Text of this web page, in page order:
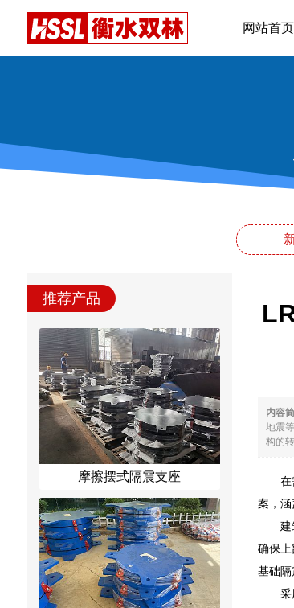
网站首页
推荐产品
摩擦摆式隔震支座
内容
地震
构的
在
案，涵
建
确保上
基础隔
采